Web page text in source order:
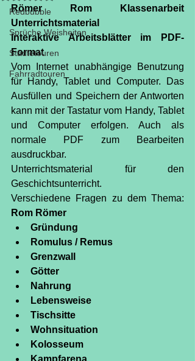
Redbubble
Sprüche Weisheiten
Städtetouren
Fahrradtouren
Römer Rom Klassenarbeit
Unterrichtsmaterial
Interaktive Arbeitsblätter im PDF-
Format
Vom Internet unabhängige Benutzung
für Handy, Tablet und Computer. Das
Ausfüllen und Speichern der Antworten
kann mit der Tastatur vom Handy, Tablet
und Computer erfolgen. Auch als
normale PDF zum Bearbeiten
ausdruckbar.
Unterrichtsmaterial für den
Geschichtsunterricht.
Rom Römer
Gründung
Romulus / Remus
Grenzwall
Götter
Nahrung
Lebensweise
Tischsitte
Wohnsituation
Kolosseum
Kampfarena